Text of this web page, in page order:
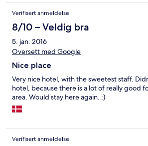
Verifisert anmeldelse
8/10 – Veldig bra
5. jan. 2016
Oversett med Google
Nice place
Very nice hotel, with the sweetest staff.
hotel, because there is a lot of really good
area. Would stay here again. :)
Verifisert anmeldelse